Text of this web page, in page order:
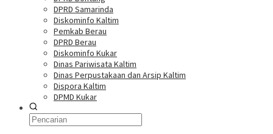
DPRD Samarinda
Diskominfo Kaltim
Pemkab Berau
DPRD Berau
Diskominfo Kukar
Dinas Pariwisata Kaltim
Dinas Perpustakaan dan Arsip Kaltim
Dispora Kaltim
DPMD Kukar